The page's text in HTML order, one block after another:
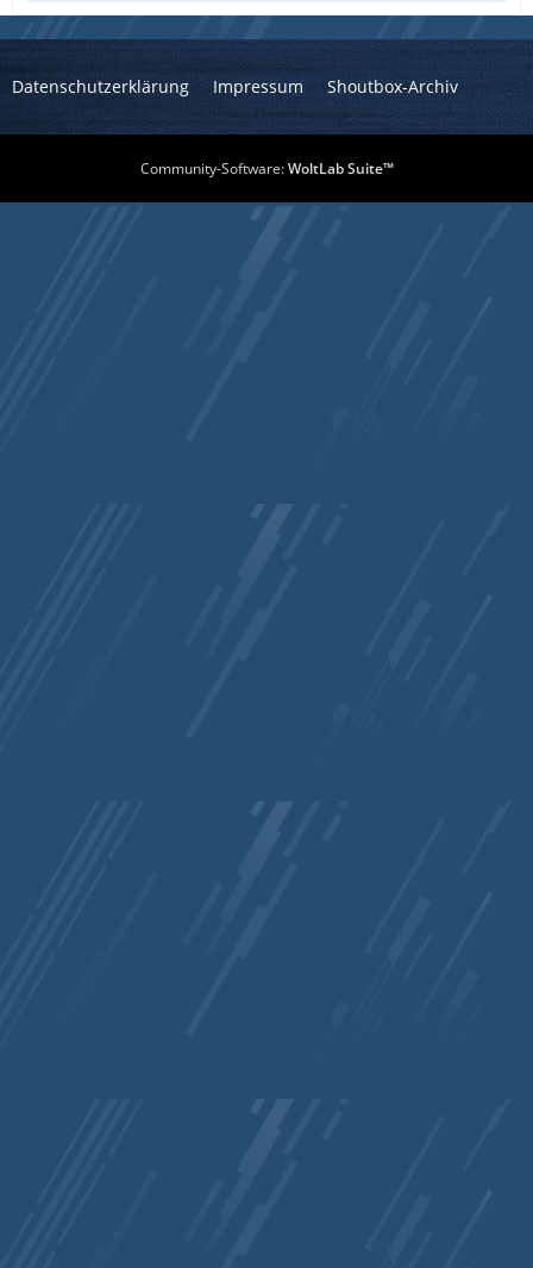
Datenschutzerklärung Impressum Shoutbox-Archiv
Community-Software:WoltLab Suite™